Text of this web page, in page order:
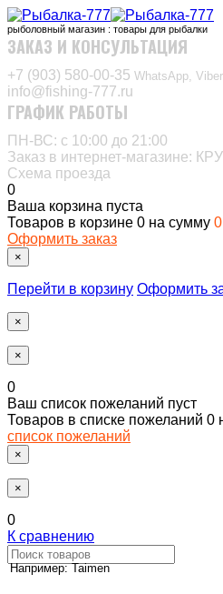
рыболовный магазин : товары для рыбалки
ЗАКАЗ И КОНСУЛЬТАЦИЯ
+7 (903) 580-00-35‬ WhatsApp, Viber
info@fishing-777.ru
ГРАФИК РАБОТЫ
ПН-ВС: с 10:00 до 21:00
Заказ в интернет-магазине:
Схема проезда
0
Ваша корзина пуста
Товаров в корзине 0 на сумму
Оформить заказ
×
Перейти в корзину Оформить
×
×
0
Ваш список пожеланий пуст
Товаров в списке пожеланий 0
список пожеланий
×
×
0
К сравнению
Например: Taimen